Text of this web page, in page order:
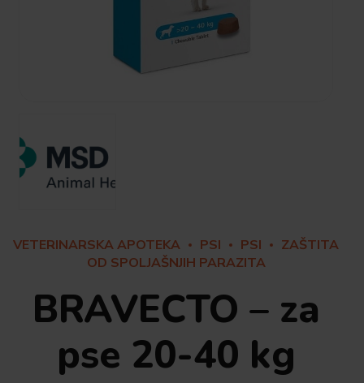
VETERINARSKA APOTEKA PSI PSI
ZAŠTITA
OD SPOLJAŠNJIH PARAZITA
BRAVECTO – za
pse 20-40 kg